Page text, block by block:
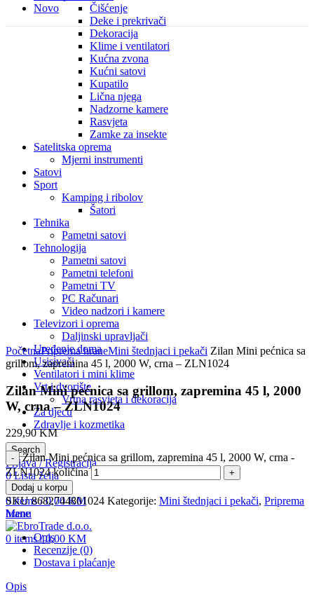
Čišćenje
Deke i prekrivači
Dekoracija
Klime i ventilatori
Kućna zvona
Kućni satovi
Kupatilo
Lična njega
Nadzorne kamere
Rasvjeta
Zamke za insekte
Satelitska oprema
Mjerni instrumenti
Satovi
Sport
Kamping i ribolov
Šatori
Tehnika
Pametni satovi
Tehnologija
Pametni satovi
Pametni telefoni
Pametni TV
PC Računari
Video nadzori i kamere
Televizori i oprema
Daljinski upravljači
Uređenje doma
Usisivači
Ventilatori i mini klime
Vrt i dvorište
Vrtna rasvjeta i dekoracija
Za djecu
Zdravlje i kozmetika
Search
Prijava / Registracija
0Lista želja
Usporedba
0items / 0,00KM
Menu
0 items / 0,00 KM
Novo
Click to enlarge
PočetnaPriprema hraneMini štednjaci i pekači Zilan Mini pećnica sa
grillom, zapremina 45 l, 2000 W, crna – ZLN1024
Zilan Mini pećnica sa grillom, zapremina 45 l, 2000
W, crna – ZLN1024
229,90KM
Zilan Mini pećnica sa grillom, zapremina 45 l, 2000 W, crna -
ZLN1024 količina
Dodaj u korpu
SKU8682744801024 Kategorije: Mini štednjaci i pekači, Priprema
hrane
Opis
Recenzije (0)
Dostava i plaćanje
Opis